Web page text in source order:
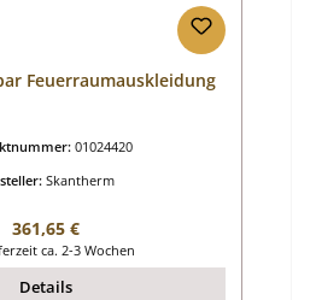
Feuerraumauskleidung
01024420
Skantherm
Regulärer Preis:
361,65 €
ca. 2-3 Wochen
Details